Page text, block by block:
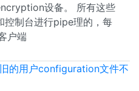
设备。 所有这些
控制台进行pipe理的，每
户端
的用户configuration文件不